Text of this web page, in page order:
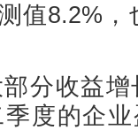
值8.2%
收益增
度的企